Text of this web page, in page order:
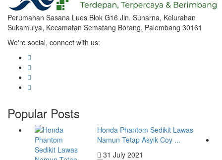
Perumahan Sasana Lues Blok G16 Jln. Sunarna, Kelurahan
Sukamulya, Kecamatan Sematang Borang, Palembang 30161
We're social, connect with us:
Popular Posts
Honda Phantom Sedikit Lawas
Namun Tetap Asyik Coy ...
31 July 2021